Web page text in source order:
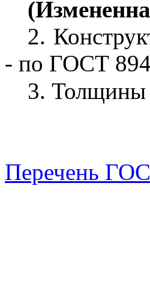
2.
- по ГОСТ
3. Толщины
Перечень